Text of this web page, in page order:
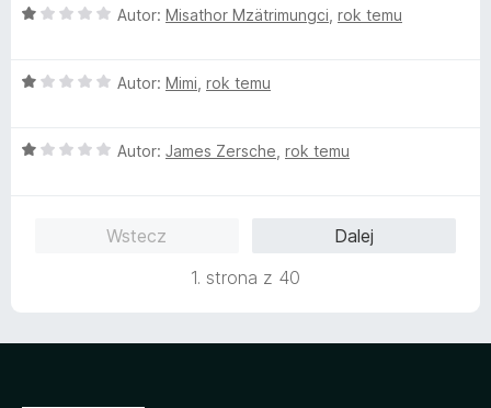
1
O
n
1
Autor: Misathor Mzätrimungci rok temu
O
n
Autor: Mimi rok temu
O
Autor: James Zersche rok temu
Wstecz
Dalej
1. strona z 40